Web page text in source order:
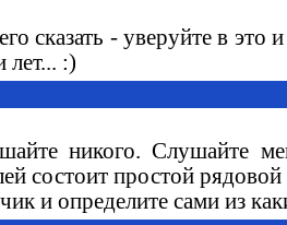
сказать - уверуйте в это
лет... :)
никого. Слушайте
состоит простой
и определите сами из